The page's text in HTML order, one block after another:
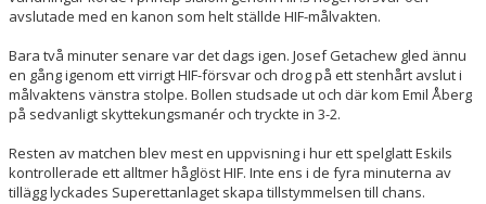
avslutade med en kanon som helt ställde HIF-målvakten.
Bara två minuter senare var det dags igen. Josef Getachew gled ännu
en gång igenom ett virrigt HIF-försvar och drog på ett stenhårt avslut i
målvaktens vänstra stolpe. Bollen studsade ut och där kom Emil Åberg
på sedvanligt skyttekungsmanér och tryckte in 3-2.
Resten av matchen blev mest en uppvisning i hur ett spelglatt Eskils
kontrollerade ett alltmer håglöst HIF. Inte ens i de fyra minuterna av
tillägg lyckades Superettanlaget skapa tillstymmelsen till chans.